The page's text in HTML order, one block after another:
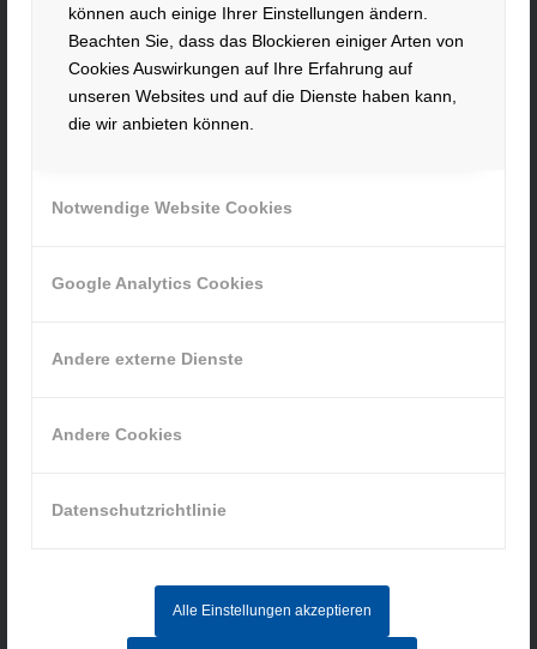
können auch einige Ihrer Einstellungen ändern.
Beachten Sie, dass das Blockieren einiger Arten von
Cookies Auswirkungen auf Ihre Erfahrung auf
unseren Websites und auf die Dienste haben kann,
die wir anbieten können.
Notwendige Website Cookies
Google Analytics Cookies
Andere externe Dienste
Andere Cookies
Datenschutzrichtlinie
Alle Einstellungen akzeptieren
KONTAKT
Hacker Feinmechanik GmbH
Im Polder 2 / Neuhausen
94560 Offenberg
contact@hacker-feinmechanik.de